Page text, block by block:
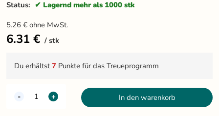
Status: Lagernd mehr als 1000 stk
5.26 €ohne MwSt.
6.31 € stk
Du erhältst7 Punkte für das Treueprogramm